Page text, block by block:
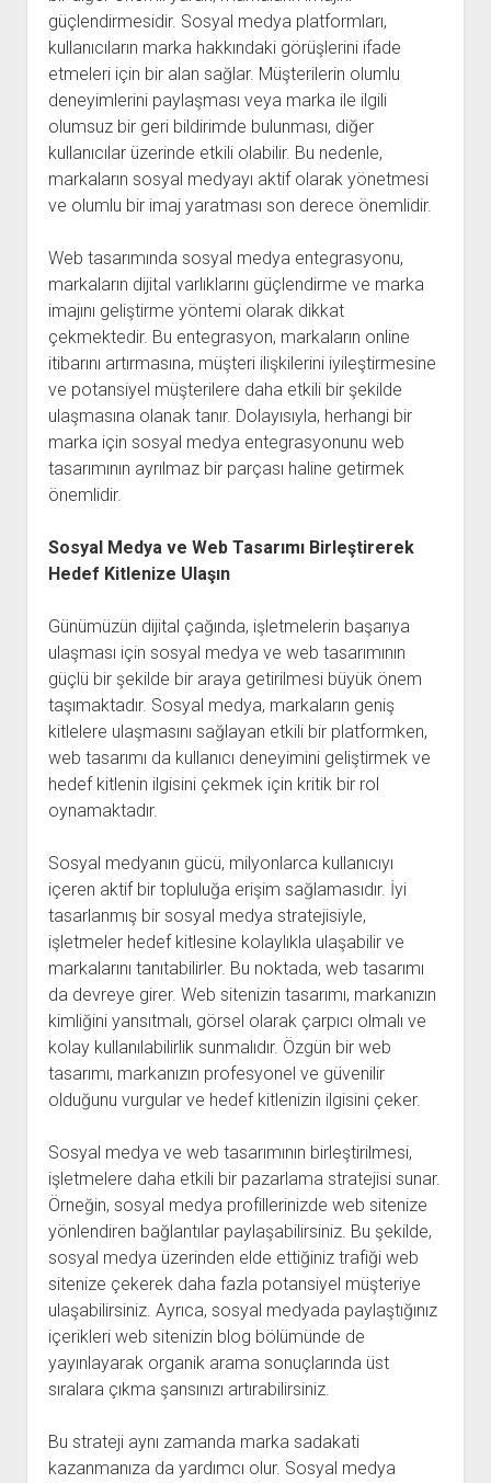
güçlendirmesidir. Sosyal medya platformları,
kullanıcıların marka hakkındaki görüşlerini ifade
etmeleri için bir alan sağlar. Müşterilerin olumlu
deneyimlerini paylaşması veya marka ile ilgili
olumsuz bir geri bildirimde bulunması, diğer
kullanıcılar üzerinde etkili olabilir. Bu nedenle,
markaların sosyal medyayı aktif olarak yönetmesi
ve olumlu bir imaj yaratması son derece önemlidir.
Web tasarımında sosyal medya entegrasyonu,
markaların dijital varlıklarını güçlendirme ve marka
imajını geliştirme yöntemi olarak dikkat
çekmektedir. Bu entegrasyon, markaların online
itibarını artırmasına, müşteri ilişkilerini iyileştirmesine
ve potansiyel müşterilere daha etkili bir şekilde
ulaşmasına olanak tanır. Dolayısıyla, herhangi bir
marka için sosyal medya entegrasyonunu web
tasarımının ayrılmaz bir parçası haline getirmek
önemlidir.
Sosyal Medya ve Web Tasarımı Birleştirerek
Hedef Kitlenize Ulaşın
Günümüzün dijital çağında, işletmelerin başarıya
ulaşması için sosyal medya ve web tasarımının
güçlü bir şekilde bir araya getirilmesi büyük önem
taşımaktadır. Sosyal medya, markaların geniş
kitlelere ulaşmasını sağlayan etkili bir platformken,
web tasarımı da kullanıcı deneyimini geliştirmek ve
hedef kitlenin ilgisini çekmek için kritik bir rol
oynamaktadır.
Sosyal medyanın gücü, milyonlarca kullanıcıyı
içeren aktif bir topluluğa erişim sağlamasıdır. İyi
tasarlanmış bir sosyal medya stratejisiyle,
işletmeler hedef kitlesine kolaylıkla ulaşabilir ve
markalarını tanıtabilirler. Bu noktada, web tasarımı
da devreye girer. Web sitenizin tasarımı, markanızın
kimliğini yansıtmalı, görsel olarak çarpıcı olmalı ve
kolay kullanılabilirlik sunmalıdır. Özgün bir web
tasarımı, markanızın profesyonel ve güvenilir
olduğunu vurgular ve hedef kitlenizin ilgisini çeker.
Sosyal medya ve web tasarımının birleştirilmesi,
işletmelere daha etkili bir pazarlama stratejisi sunar.
Örneğin, sosyal medya profillerinizde web sitenize
yönlendiren bağlantılar paylaşabilirsiniz. Bu şekilde,
sosyal medya üzerinden elde ettiğiniz trafiği web
sitenize çekerek daha fazla potansiyel müşteriye
ulaşabilirsiniz. Ayrıca, sosyal medyada paylaştığınız
içerikleri web sitenizin blog bölümünde de
yayınlayarak organik arama sonuçlarında üst
sıralara çıkma şansınızı artırabilirsiniz.
Bu strateji aynı zamanda marka sadakati
kazanmanıza da yardımcı olur. Sosyal medya